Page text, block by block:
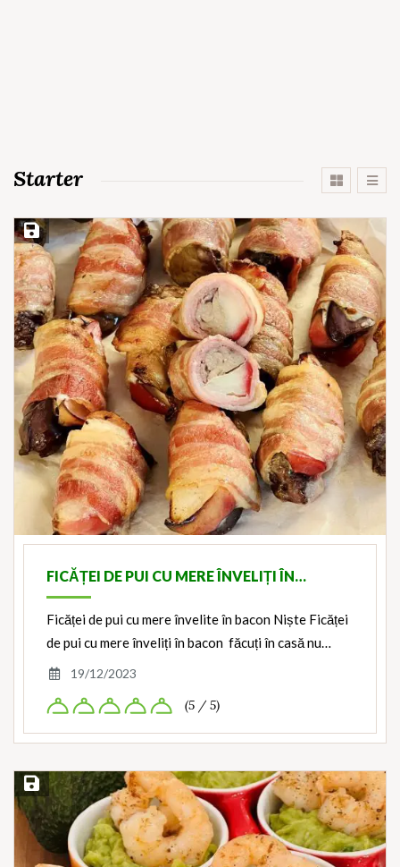
Starter
Save Recipe
FICĂȚEI DE PUI CU MERE ÎNVELIȚI ÎN…
Ficăței de pui cu mere învelite în bacon Niște Ficăței
de pui cu mere înveliți în bacon făcuți în casă nu…
19/12/2023
(5 / 5)
Save Recipe